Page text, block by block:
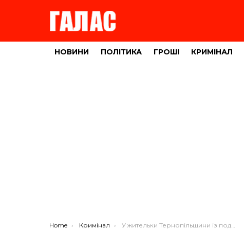
НОВИНИ ПОЛІТИКА ГРОШІ КРИМІНАЛ
You are here:
Home Кримінал У жительки Тернопільщини із подвір’я вкрали автомобіль